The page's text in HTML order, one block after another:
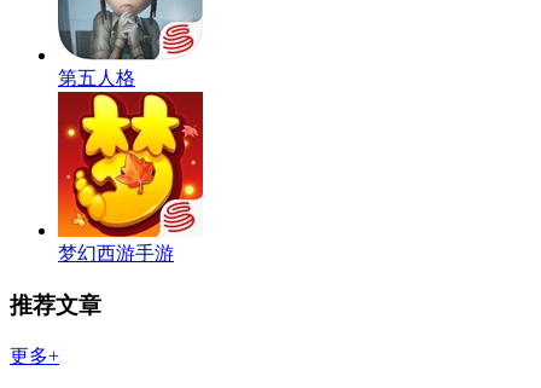
第五人格
梦幻西游手游
推荐文章
更多+